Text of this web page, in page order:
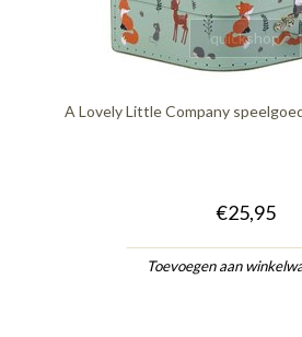
quickshop
A Lovely Little Company
€25,95
Toevoegen aan